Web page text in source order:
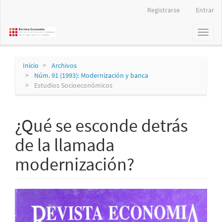
principal
Registrarse Entrar
Toggle
Inicio
Archivos
Núm. 91 (1993): Modernización y banca
Estudios Socioeconómicos
¿Qué se esconde detrás
de la llamada
modernización?
Barra
lateral